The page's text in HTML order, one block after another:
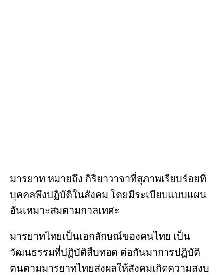
มารยาท หมายถึง กิริยาวาจาที่สุภาพเรียบร้อยที่
บุคคลพึงปฏิบัติในสังคม โดยมีระเบียบแบบแผน
อันเหมาะสมตามกาลเทศะ
มารยาทไทยเป็นเอกลักษณ์ของคนไทย เป็น
วัฒนธรรมที่ปฏิบัติสืบทอด ต่อกันมาการปฏิบัติ
ตนตามมารยาทไทยส่งผลให้สังคมเกิดความสงบ